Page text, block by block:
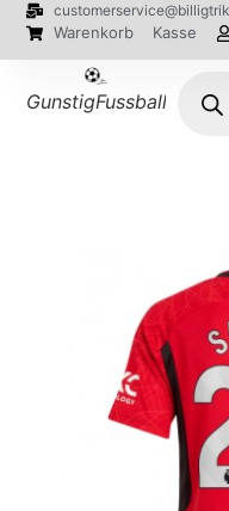
Warenkorb Kasse
GunstigFussballTrikot